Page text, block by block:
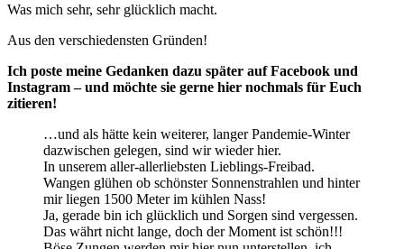
Was mich sehr, sehr glücklich macht.
Aus den verschiedensten Gründen!
Ich poste meine Gedanken dazu später auf Facebook und
Instagram – und möchte sie gerne hier nochmals für Euch
zitieren!
…und als hätte kein weiterer, langer Pandemie-Winter
dazwischen gelegen, sind wir wieder hier.
In unserem aller-allerliebsten Lieblings-Freibad.
Wangen glühen ob schönster Sonnenstrahlen und hinter
mir liegen 1500 Meter im kühlen Nass!
Ja, gerade bin ich glücklich und Sorgen sind vergessen.
Das währt nicht lange, doch der Moment ist schön!!!